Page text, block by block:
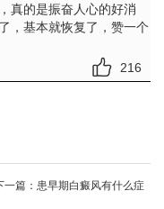
真的是振奋人心的好消
，基本就恢复了，赞一个
216
一篇： 患早期白癜风有什么症